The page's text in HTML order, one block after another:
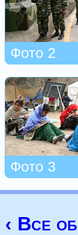
Фото 2
Фото 3
‹ Все